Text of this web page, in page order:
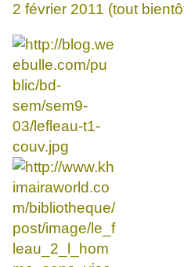
2 février 2011 (tout